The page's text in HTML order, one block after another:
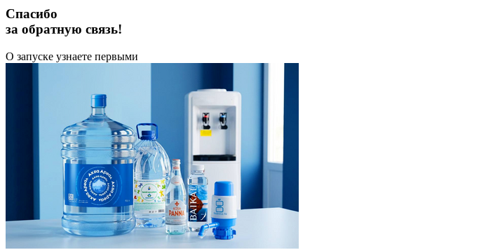
Спасибо
за обратную связь!
О запуске узнаете первыми